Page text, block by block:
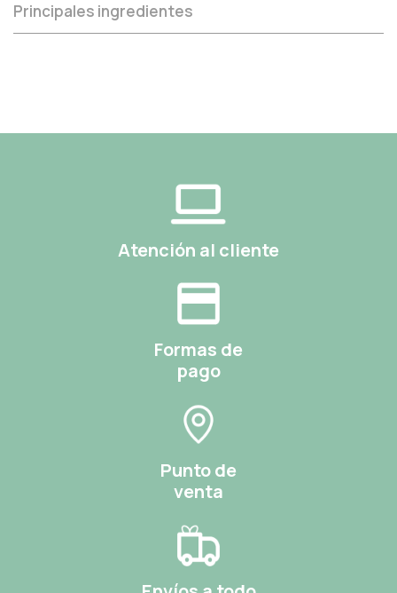
Principales ingredientes
Atención al cliente
Formas de
pago
Punto de
venta